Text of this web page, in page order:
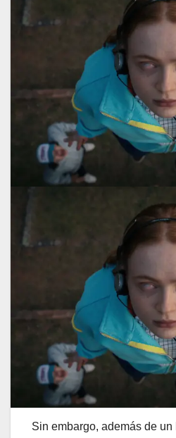
Sin embargo, además de